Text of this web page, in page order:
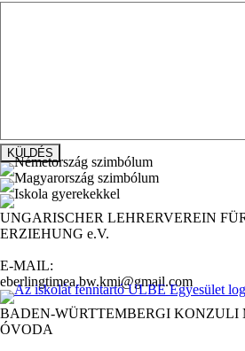
UNGARISCHER LEHRERVEREIN
ERZIEHUNG e.V.
E-MAIL:
eberlingtimea.bw.kmi@gmail.com
BADEN-WÜRTTEMBERGI KONZULI
ÓVODA